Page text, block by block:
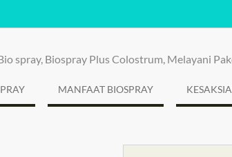
spray, Biospray Plus Colostrum, Melayani
MANFAAT BIOSPRAY